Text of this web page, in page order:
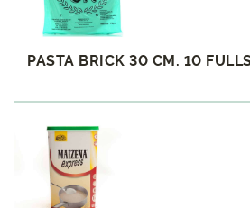
PASTA BRICK 30 CM. 10